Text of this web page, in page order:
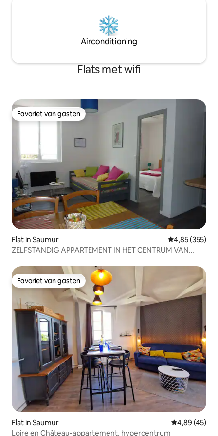
Airconditioning
Flats met wifi
Favoriet van gasten
Favoriet van gasten
Flat in Saumur Gemiddelde
4,85 (355)
ZELFSTANDIG APPARTEMENT IN HET CENTRUM VAN
Favoriet van gasten
Favoriet van gasten
Flat in Saumur Gemiddelde
4,89 (45)
Loire en Château-appartement, hypercentrum